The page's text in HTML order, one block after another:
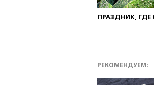
ПРАЗДНИК,
РЕКОМЕНДУЕМ: